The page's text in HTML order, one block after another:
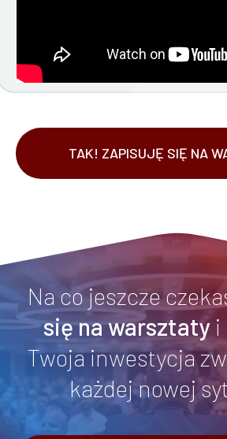
TAK! ZAPISUJĘ SIĘ NA
Na co jeszcze
się na warsztaty i
Twoja inwestycja
każdej nowej